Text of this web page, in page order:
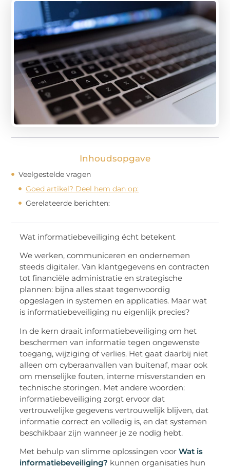
Inhoudsopgave
Veelgestelde vragen
Goed artikel? Deel hem dan op:
Gerelateerde berichten:
Wat informatiebeveiliging écht betekent
We werken, communiceren en ondernemen
steedsdigitaler. Van klantgegevens en contracten
tot financiële administratie en strategische
plannen: bijna alles staat tegenwoordig
opgeslagen in systemen en applicaties. Maar wat
is informatiebeveiliging nu eigenlijk precies?
In de kern draait informatiebeveiliging om het
beschermen van informatie tegen ongewenste
toegang, wijziging of verlies. Het gaat daarbij niet
alleen om cyberaanvallen van buitenaf, maar ook
om menselijke fouten, interne misverstanden en
technische storingen. Met andere woorden:
informatiebeveiliging zorgt ervoor dat
vertrouwelijke gegevens vertrouwelijk blijven, dat
informatie correct en volledig is, en dat systemen
beschikbaar zijn wanneer je ze nodig hebt.
Met behulp van slimme oplossingen voorWat is
informatiebeveiliging? kunnen organisaties hun